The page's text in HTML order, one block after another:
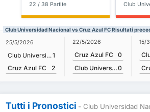
22 / 38 Partite Club
Club Universidad Nacional vs Cruz Azul FC Risultati
25/5/2026
Club Universidad Nacional 1
Cruz Azul FC
2
22/5/2026
Cruz Azul FC
0
Club Universidad Nacional0
15/
Tutti i Pronostici - Club Universidad